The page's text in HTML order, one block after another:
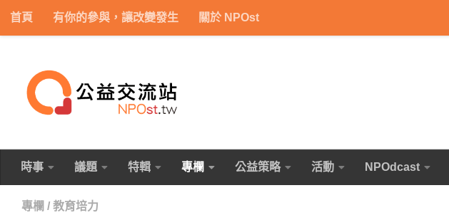
Skip to content
首頁 有你的參與，讓改變發生 關於 NPOst
時事 議題 特輯 專欄 公益策略 活動 NPOdcast
專欄 / 教育培力